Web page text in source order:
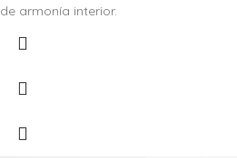
de armonía interior.